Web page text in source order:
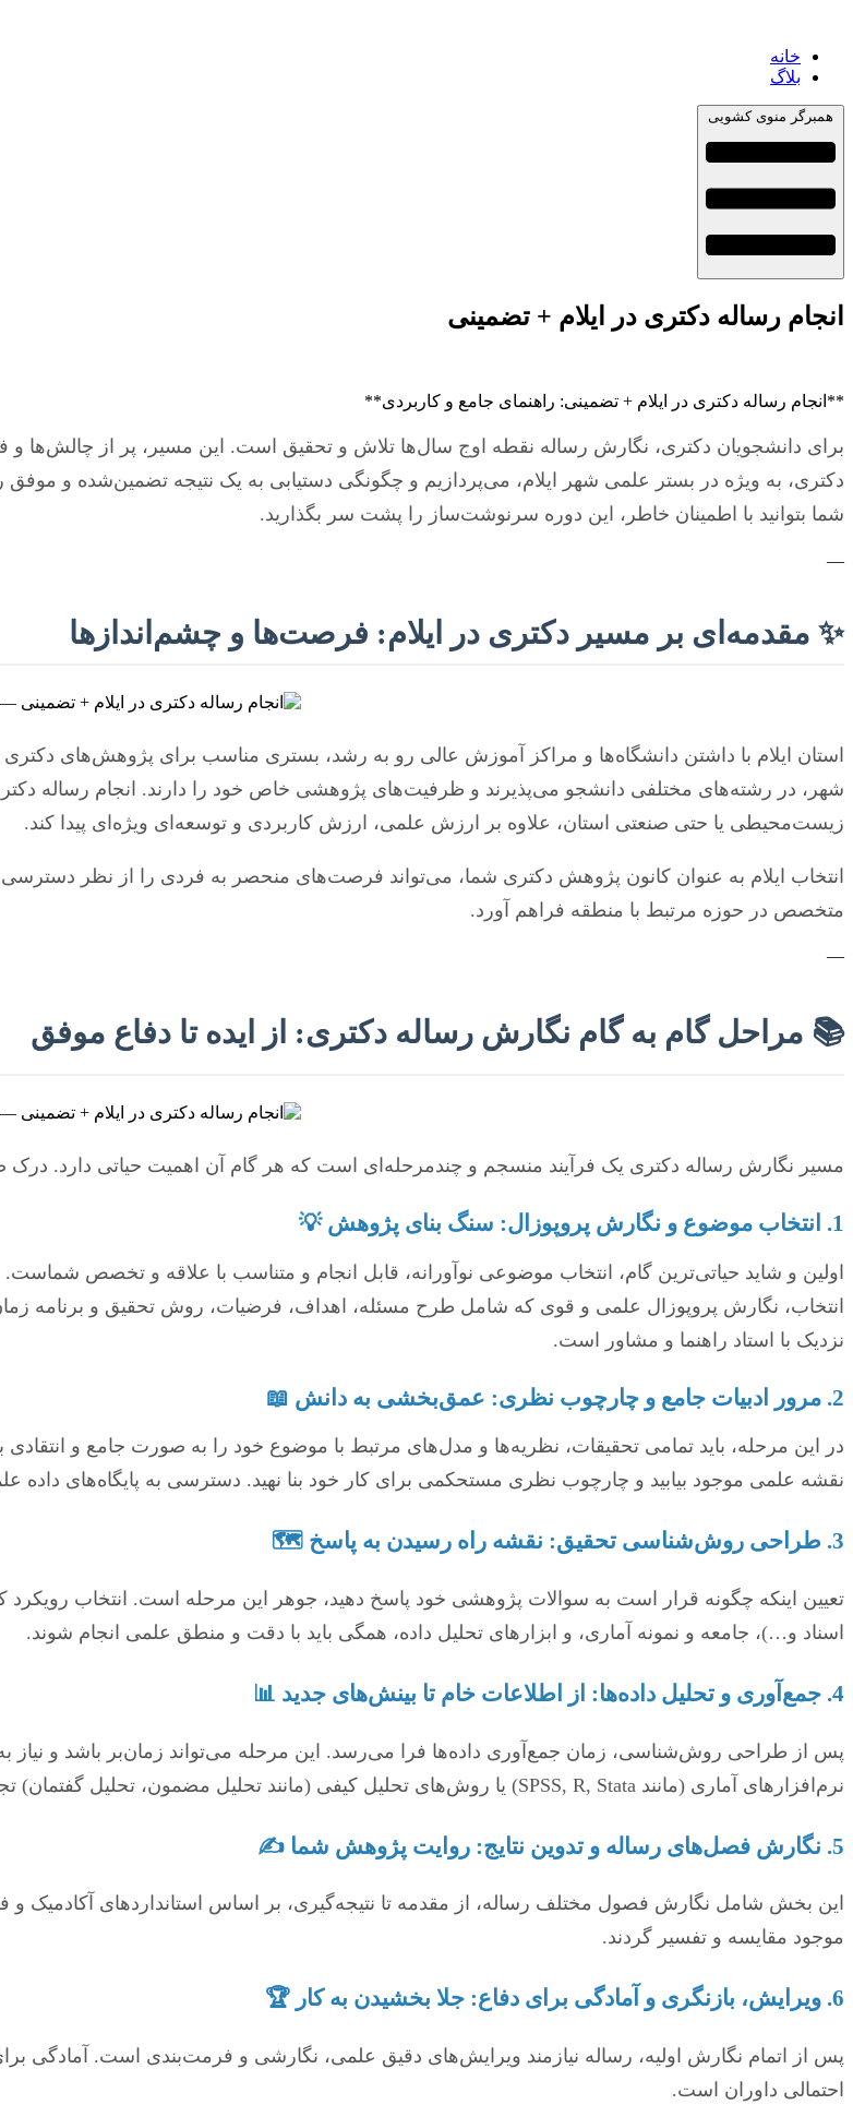
خانه
بلاگ
همبرگر منوی کشویی
انجام رساله دکتری در ایلام + تضمینی
**انجام رساله دکتری در ایلام + تضمینی: راهنمای جامع و کاربردی**
برای دانشجویان دکتری، نگارش رساله نقطه اوج سال‌ها تلاش و تحقیق است. این مسیر، پر از چالش‌ها و
دکتری، به ویژه در بستر علمی شهر ایلام، می‌پردازیم و چگونگی دستیابی به یک نتیجه تضمین‌شده و
شما بتوانید با اطمینان خاطر، این دوره سرنوشت‌ساز را پشت سر بگذارید.
—
✨ مقدمه‌ای بر مسیر دکتری در ایلام: فرصت‌ها و چشم‌اندازها
استان ایلام با داشتن دانشگاه‌ها و مراکز آموزش عالی رو به رشد، بستری مناسب برای پژوهش‌های
شهر، در رشته‌های مختلفی دانشجو می‌پذیرند و ظرفیت‌های پژوهشی خاص خود را دارند. انجام رساله
زیست‌محیطی یا حتی صنعتی استان، علاوه بر ارزش علمی، ارزش کاربردی و توسعه‌ای ویژه‌ای پیدا کند.
انتخاب ایلام به عنوان کانون پژوهش دکتری شما، می‌تواند فرصت‌های منحصر به فردی را از نظر دسترسی
متخصص در حوزه مرتبط با منطقه فراهم آورد.
—
📚 مراحل گام به گام نگارش رساله دکتری: از ایده تا دفاع موفق
مسیر نگارش رساله دکتری یک فرآیند منسجم و چندمرحله‌ای است که هر گام آن اهمیت حیاتی دارد.
1. انتخاب موضوع و نگارش پروپوزال: سنگ بنای پژوهش 💡
اولین و شاید حیاتی‌ترین گام، انتخاب موضوعی نوآورانه، قابل انجام و متناسب با علاقه و تخصص
انتخاب، نگارش پروپوزال علمی و قوی که شامل طرح مسئله، اهداف، فرضیات، روش تحقیق و برنامه
نزدیک با استاد راهنما و مشاور است.
2. مرور ادبیات جامع و چارچوب نظری: عمق‌بخشی به دانش 📖
در این مرحله، باید تمامی تحقیقات، نظریه‌ها و مدل‌های مرتبط با موضوع خود را به صورت جامع و
نقشه علمی موجود بیابید و چارچوب نظری مستحکمی برای کار خود بنا نهید. دسترسی به پایگاه‌های داده
3. طراحی روش‌شناسی تحقیق: نقشه راه رسیدن به پاسخ 🗺️
تعیین اینکه چگونه قرار است به سوالات پژوهشی خود پاسخ دهید، جوهر این مرحله است. انتخاب
اسناد و…)، جامعه و نمونه آماری، و ابزارهای تحلیل داده، همگی باید با دقت و منطق علمی انجام شوند.
4. جمع‌آوری و تحلیل داده‌ها: از اطلاعات خام تا بینش‌های جدید 📊
پس از طراحی روش‌شناسی، زمان جمع‌آوری داده‌ها فرا می‌رسد. این مرحله می‌تواند زمان‌بر باشد و نیاز
نرم‌افزارهای آماری (مانند SPSS, R, Stata) یا روش‌های تحلیل کیفی (مانند تحلیل مضمون، تحلیل گفتمان) تجزیه و تحلیل شوند تا نتایج معنادار استخراج گردند.
5. نگارش فصل‌های رساله و تدوین نتایج: روایت پژوهش شما ✍️
این بخش شامل نگارش فصول مختلف رساله، از مقدمه تا نتیجه‌گیری، بر اساس استانداردهای آکادمیک و
موجود مقایسه و تفسیر گردند.
6. ویرایش، بازنگری و آمادگی برای دفاع: جلا بخشیدن به کار 🏆
پس از اتمام نگارش اولیه، رساله نیازمند ویرایش‌های دقیق علمی، نگارشی و فرمت‌بندی است. آمادگی
احتمالی داوران است.